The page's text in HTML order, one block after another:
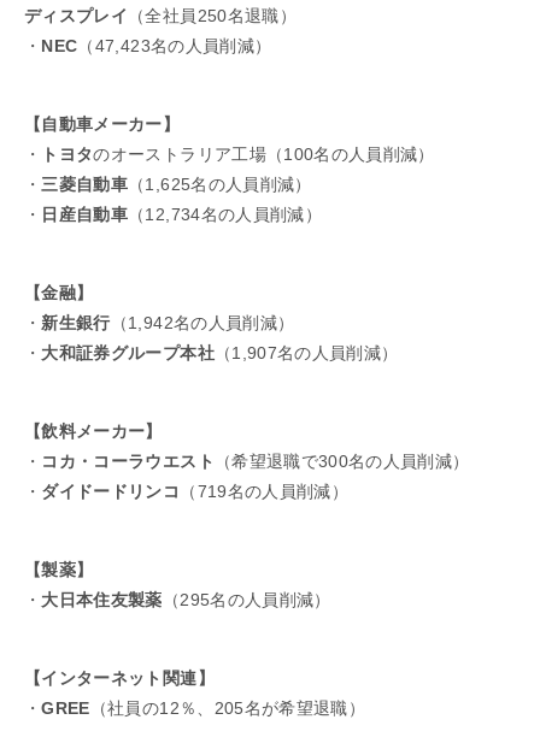
ディスプレイ
（全社員250名退職）
・ NEC （47,423名の人員削減）
【自動車メーカー】
・
トヨタのオーストラリア工場（100名の人員削減）
・ 三菱自動車 （1,625名の人員削減）
・ 日産自動車 （12,734名の人員削減）
【金融】
・ 新生銀行 （1,942名の人員削減）
・ 大和証券グループ本社（1,907名の人員削減）
【飲料メーカー】
・ コカ・コーラウエスト
（希望退職で300名の人員削減）
・ ダイドードリンコ （719名の人員削減）
【製薬】
・ 大日本住友製薬 （295名の人員削減）
【インターネット関連】
・GREE （社員の12％、205名が希望退職）